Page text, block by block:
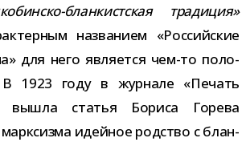
​бланкистская тра­ди­ция»
назва­нием «Российские
для него явля­ется чем-​то поло­
1923 году в жур­нале «Печать
вышла ста­тья Бориса Горева
идей­ное род­ство с блан­